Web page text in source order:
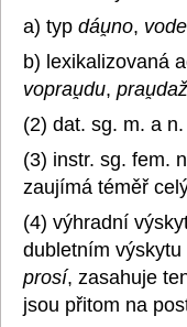
a) typ dáu̯no,
b) lexikalizovaná
voprau̯du,
(2) dat. sg. m. a
(3) instr. sg. fem.
zaujímá téměř
(4) výhradní
dubletním
prosí, zasahuje
jsou přitom na